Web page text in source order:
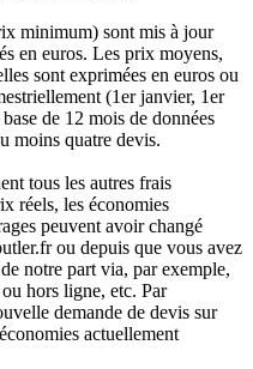
minimum) sont mis à jour
en euros. Les prix moyens,
sont exprimées en euros ou
(1er janvier, 1er
de 12 mois de données
moins quatre devis.
tous les autres frais
réels, les économies
peuvent avoir changé
ou depuis que vous avez
notre part via, par exemple,
hors ligne, etc. Par
demande de devis sur
actuellement